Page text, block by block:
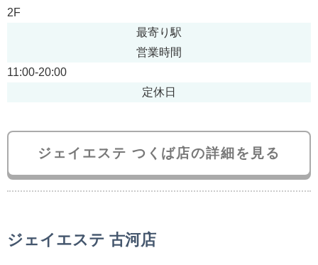
2F
最寄り駅
営業時間
11:00-20:00
定休日
ジェイエステ つくば店の詳細を見る
ジェイエステ 古河店